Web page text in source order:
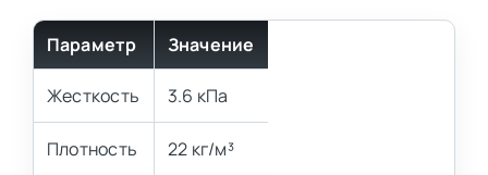
Параметр Значение
Жесткость 3.6 кПа
Плотность 22 кг/м³